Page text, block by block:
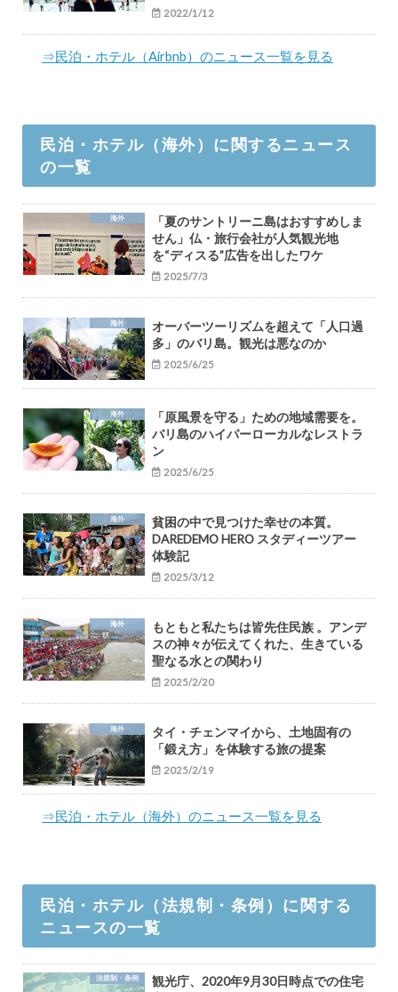
2022/1/12
⇒民泊・ホテル（Airbnb）のニュース一覧を見る
民泊・ホテル（海外）に関するニュース
の一覧
海外
「夏のサントリーニ島はおすすめしま
せん」仏・旅行会社が人気観光地
を“ディスる”広告を出したワケ
2025/7/3
海外
オーバーツーリズムを超えて「人口過
多」のバリ島。観光は悪なのか
2025/6/25
海外
「原風景を守る」ための地域需要を。
バリ島のハイパーローカルなレストラ
ン
2025/6/25
海外
貧困の中で見つけた幸せの本質。
DAREDEMO HERO スタディーツアー
体験記
2025/3/12
海外
もともと私たちは皆先住民族 。アンデ
スの神々が伝えてくれた、生きている
聖なる水との関わり
2025/2/20
海外
タイ・チェンマイから、土地固有の
「鍛え方」を体験する旅の提案
2025/2/19
⇒民泊・ホテル（海外）のニュース一覧を見る
民泊・ホテル（法規制・条例）に関する
ニュースの一覧
法規制・条例
観光庁、2020年9月30日時点での住宅